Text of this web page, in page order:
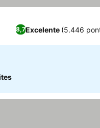
8,7Excelente (5.446